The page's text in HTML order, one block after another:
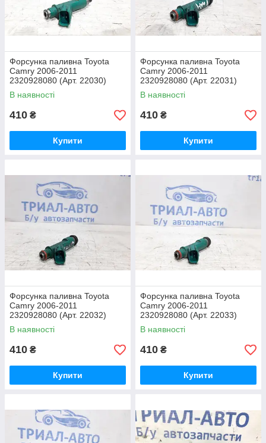
Форсунка паливна Toyota
Camry 2006-2011
2320928080 (Арт. 22030)
В наявності
410 ₴
Купити
Форсунка паливна Toyota
Camry 2006-2011
2320928080 (Арт. 22031)
В наявності
410 ₴
Купити
Форсунка паливна Toyota
Camry 2006-2011
2320928080 (Арт. 22032)
В наявності
410 ₴
Купити
Форсунка паливна Toyota
Camry 2006-2011
2320928080 (Арт. 22033)
В наявності
410 ₴
Купити